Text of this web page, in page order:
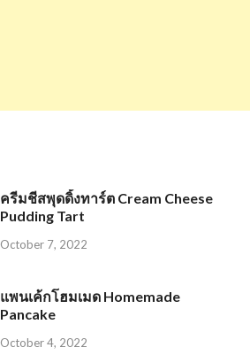
ครีมชีสพุดดิ้งทาร์ต Cream Cheese
Pudding Tart
October 7, 2022
แพนเค้กโฮมเมด Homemade
Pancake
October 4, 2022